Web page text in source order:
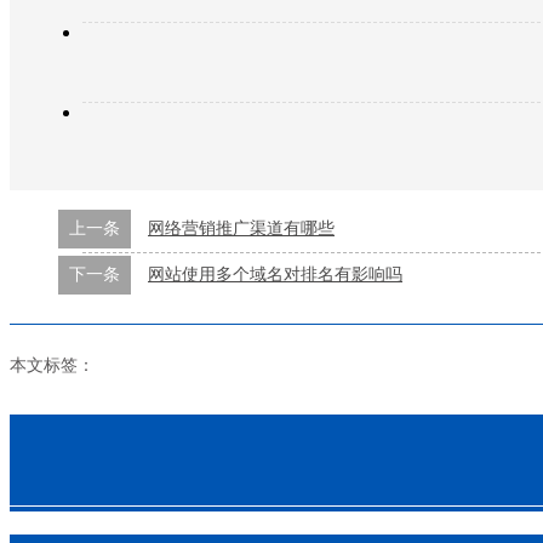
上一条 网络营销推广渠道有哪些
下一条 网站使用多个域名对排名有影响吗
本文标签：